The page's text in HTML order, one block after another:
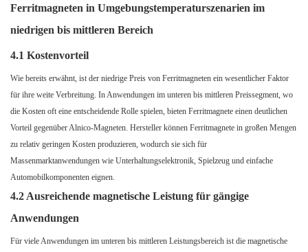
Ferritmagneten in Umgebungstemperaturszenarien im
niedrigen bis mittleren Bereich
4.1 Kostenvorteil
Wie bereits erwähnt, ist der niedrige Preis von Ferritmagneten ein wesentlicher Faktor
für ihre weite Verbreitung. In Anwendungen im unteren bis mittleren Preissegment, wo
die Kosten oft eine entscheidende Rolle spielen, bieten Ferritmagnete einen deutlichen
Vorteil gegenüber Alnico-Magneten. Hersteller können Ferritmagnete in großen Mengen
zu relativ geringen Kosten produzieren, wodurch sie sich für
Massenmarktanwendungen wie Unterhaltungselektronik, Spielzeug und einfache
Automobilkomponenten eignen.
4.2 Ausreichende magnetische Leistung für gängige
Anwendungen
Für viele Anwendungen im unteren bis mittleren Leistungsbereich ist die magnetische